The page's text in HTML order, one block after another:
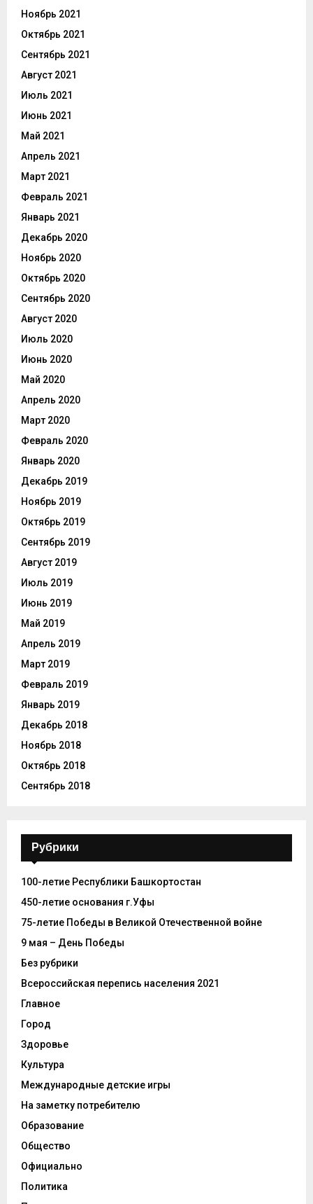
Ноябрь 2021
Октябрь 2021
Сентябрь 2021
Август 2021
Июль 2021
Июнь 2021
Май 2021
Апрель 2021
Март 2021
Февраль 2021
Январь 2021
Декабрь 2020
Ноябрь 2020
Октябрь 2020
Сентябрь 2020
Август 2020
Июль 2020
Июнь 2020
Май 2020
Апрель 2020
Март 2020
Февраль 2020
Январь 2020
Декабрь 2019
Ноябрь 2019
Октябрь 2019
Сентябрь 2019
Август 2019
Июль 2019
Июнь 2019
Май 2019
Апрель 2019
Март 2019
Февраль 2019
Январь 2019
Декабрь 2018
Ноябрь 2018
Октябрь 2018
Сентябрь 2018
Рубрики
100-летие Республики Башкортостан
450-летие основания г.Уфы
75-летие Победы в Великой Отечественной войне
9 мая – День Победы
Без рубрики
Всероссийская перепись населения 2021
Главное
Город
Здоровье
Культура
Международные детские игры
На заметку потребителю
Образование
Общество
Официально
Политика